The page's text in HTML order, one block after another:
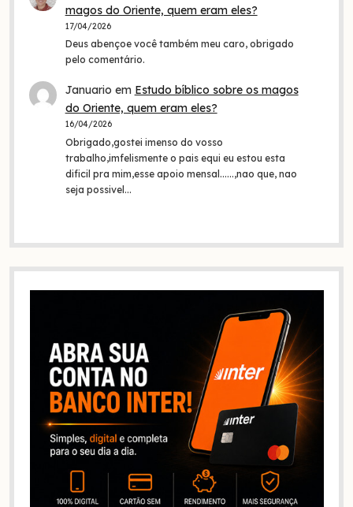
magos do Oriente, quem eram eles?
17/04/2026
Deus abençoe você também meu caro, obrigado
pelo comentário.
Januario em Estudo bíblico sobre os magos
do Oriente, quem eram eles?
16/04/2026
Obrigado,gostei imenso do vosso
trabalho,imfelismente o pais equi eu estou esta
dificil pra mim,esse apoio mensal......,nao que, nao
seja possivel…